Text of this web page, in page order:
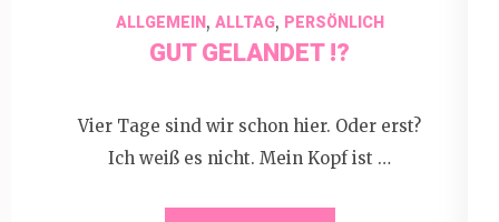
ALLGEMEIN, ALLTAG, PERSÖNLICH
GUT GELANDET !?
Vier Tage sind wir schon hier. Oder erst?
Ich weiß es nicht. Mein Kopf ist …